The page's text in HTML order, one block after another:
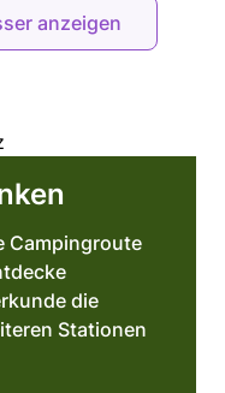
anzeigen
Campingroute
die
Stationen